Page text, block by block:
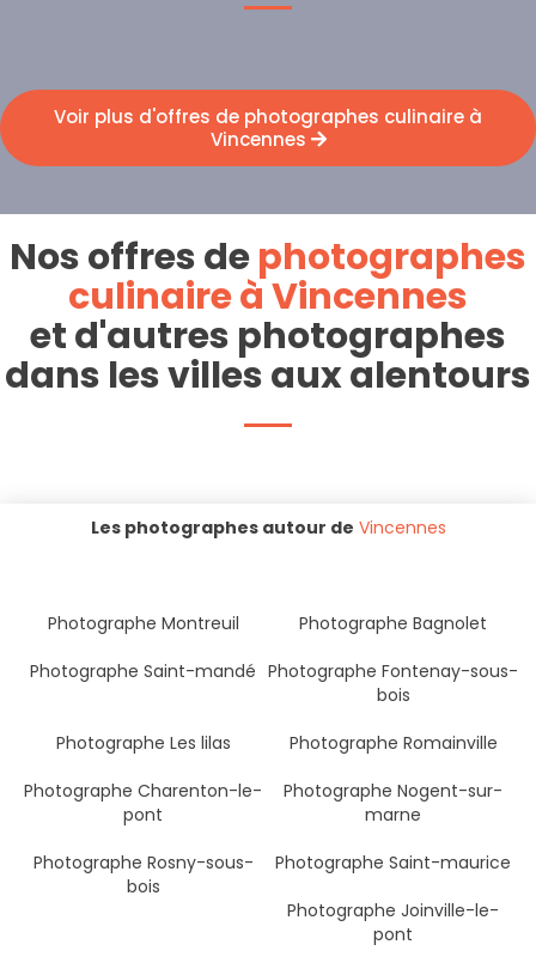
Voir plus d'offres de photographes culinaire à
Vincennes
Nos offres dephotographes
culinaire à Vincennes
et d'autres photographes
dans les villes aux alentours
Les photographes autour de Vincennes
Photographe Montreuil
Photographe Bagnolet
Photographe Saint-mandé Photographe Fontenay-sous-
bois
Photographe Les lilas
Photographe Romainville
Photographe Charenton-le-
pont
Photographe Nogent-sur-
marne
Photographe Rosny-sous-
bois
Photographe Saint-maurice
Photographe Joinville-le-
pont